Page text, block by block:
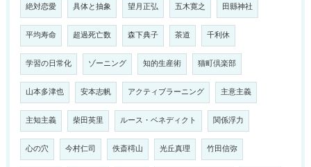
絶対恋愛 具体と抽象 望月正弘 五木寛之 田縣神社
平均寿命 超過死亡数 森下典子 茶道 千利休
学習の日常化 ゾーニング 知的生産術 猫町倶楽部
山本多津也 安本志帆 アクティブラーニング 主意主義
主知主義 柴田英里 ルース・ベネディクト 関係浮力
心の穴 今村仁司 佚斎樗山 光丘真理 竹田信弥